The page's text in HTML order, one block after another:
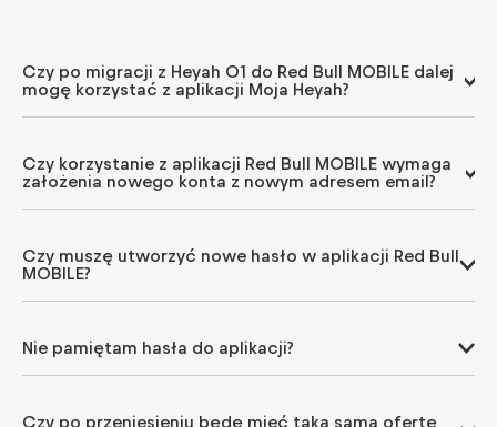
Czy po migracji z Heyah 01 do Red Bull MOBILE dalej
mogę korzystać z aplikacji Moja Heyah?
Czy korzystanie z aplikacji Red Bull MOBILE wymaga
założenia nowego konta z nowym adresem email?
Czy muszę utworzyć nowe hasło w aplikacji Red Bull
MOBILE?
Nie pamiętam hasła do aplikacji?
Czy po przeniesieniu będę mieć taką samą ofertę